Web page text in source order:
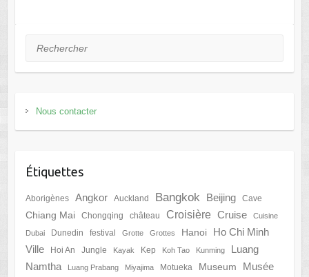
Rechercher
Nous contacter
Étiquettes
Aborigènes Angkor Auckland Bangkok Beijing Cave
Chiang Mai Chongqing château Croisière Cruise Cuisine
Dubai Dunedin festival Grotte Grottes Hanoi
Ho Chi Minh
Ville
Hoi An Jungle Kayak Kep Koh Tao Kunming
Luang
Namtha
Luang Prabang Miyajima Motueka Museum Musée